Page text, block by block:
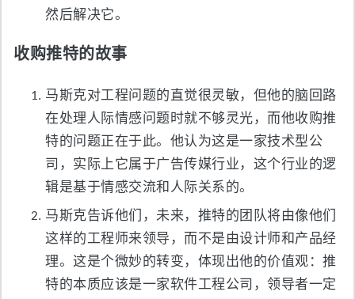
然后解决它。
收购推特的故事
马斯克对工程问题的直觉很灵敏，但他的脑回路
在处理人际情感问题时就不够灵光，而他收购推
特的问题正在于此。他认为这是一家技术型公
司，实际上它属于广告传媒行业，这个行业的逻
辑是基于情感交流和人际关系的。
马斯克告诉他们，未来，推特的团队将由像他们
这样的工程师来领导，而不是由设计师和产品经
理。这是个微妙的转变，体现出他的价值观：推
特的本质应该是一家软件工程公司，领导者一定